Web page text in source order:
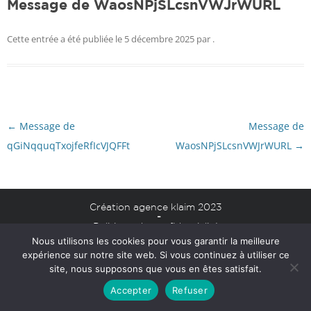
Message de WaosNPjSLcsnVWJrWURL
Cette entrée a été publiée le 5 décembre 2025 par .
Navigation
des
articles
← Message de
qGiNqquqTxojfeRfIcVJQFFt
Message de
WaosNPjSLcsnVWJrWURL →
Création agence klaim 2023
-
Mentions légales
Nous utilisons les cookies pour vous garantir la meilleure
expérience sur notre site web. Si vous continuez à utiliser ce
site, nous supposons que vous en êtes satisfait.
Accepter
Refuser